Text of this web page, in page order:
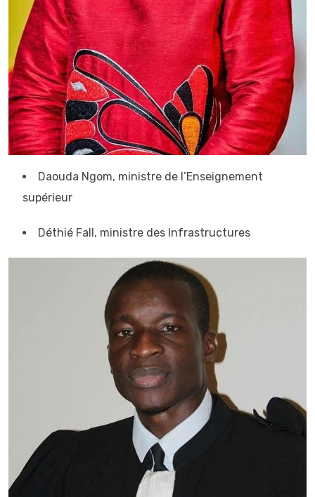
Daouda Ngom, ministre de l’Enseignement
supérieur
Déthié Fall, ministre des Infrastructures